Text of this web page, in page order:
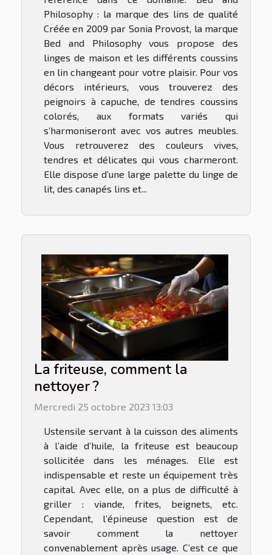
Philosophy : la marque des lins de qualité
Créée en 2009 par Sonia Provost, la marque
Bed and Philosophy vous propose des
linges de maison et les différents coussins
en lin changeant pour votre plaisir. Pour vos
décors intérieurs, vous trouverez des
peignoirs à capuche, de tendres coussins
colorés, aux formats variés qui
s’harmoniseront avec vos autres meubles.
Vous retrouverez des couleurs vives,
tendres et délicates qui vous charmeront.
Elle dispose d’une large palette du linge de
lit, des canapés lins et...
La friteuse, comment la
nettoyer ?
Mercredi 25 octobre 2023 13:03
Ustensile servant à la cuisson des aliments
à l’aide d’huile, la friteuse est beaucoup
sollicitée dans les ménages. Elle est
indispensable et reste un équipement très
capital. Avec elle, on a plus de difficulté à
griller : viande, frites, beignets, etc.
Cependant, l’épineuse question est de
savoir comment la nettoyer
convenablement après usage. C’est ce que